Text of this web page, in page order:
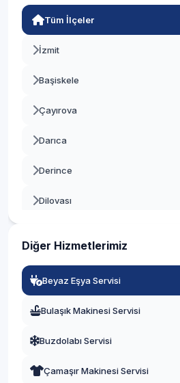
Tüm İlçeler
İzmit
Başiskele
Çayırova
Darıca
Derince
Dilovası
Diğer Hizmetlerimiz
Beyaz Eşya Servisi
Bulaşık Makinesi Servisi
Buzdolabı Servisi
Çamaşır Makinesi Servisi